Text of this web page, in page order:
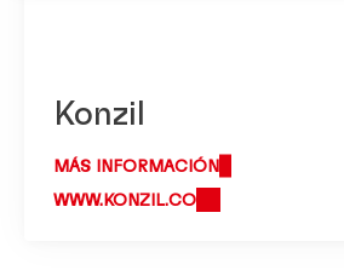
Konzil
MÁS INFORMACIÓN
WWW.KONZIL.CO